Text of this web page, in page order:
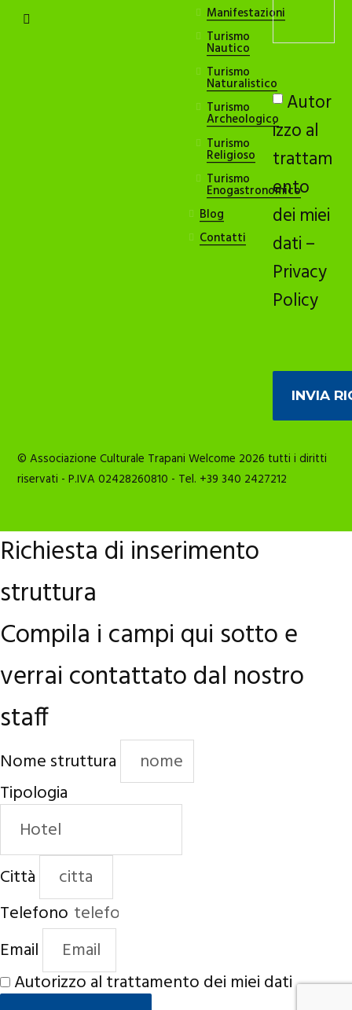
Manifestazioni
Turismo
Nautico
Turismo
Naturalistico
Turismo
Archeologico
Turismo
Religioso
Turismo
Enogastronomico
Blog
Contatti
Autor
izzo al
trattam
ento
dei miei
dati –
Privacy
Policy
© Associazione Culturale Trapani Welcome 2026 tutti i diritti
riservati - P.IVA 02428260810 - Tel. +39 340 2427212
Richiesta di inserimento
struttura
Compila i campi qui sotto e
verrai contattato dal nostro
staff
Nome struttura
Tipologia
Città
Telefono
Email
Autorizzo al trattamento dei miei dati